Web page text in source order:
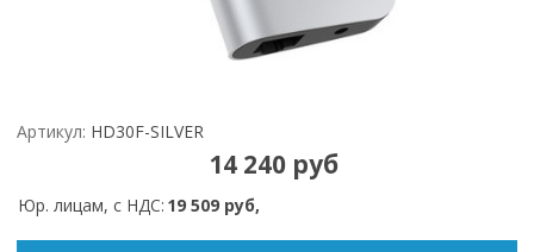
Артикул: HD30F-SILVER
14 240 руб
Юр. лицам, с НДС: 19 509 руб,